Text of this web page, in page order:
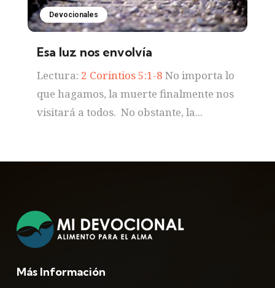
Devocionales
Esa luz nos envolvía
Lectura: 2 Corintios 5:1-8 No importa lo
que hagamos, la muerte finalmente nos
visitará a todos. No obstante, la...
Más Información